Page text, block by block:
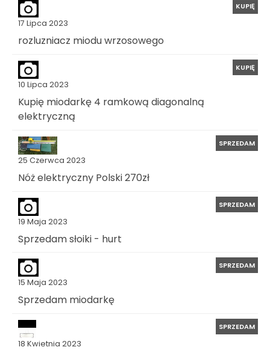
17 Lipca 2023
KUPIĘ
rozluzniacz miodu wrzosowego
10 Lipca 2023
KUPIĘ
Kupię miodarkę 4 ramkową diagonalną
elektryczną
25 Czerwca 2023
SPRZEDAM
Nóż elektryczny Polski 270zł
19 Maja 2023
SPRZEDAM
Sprzedam słoiki - hurt
15 Maja 2023
SPRZEDAM
Sprzedam miodarkę
18 Kwietnia 2023
SPRZEDAM